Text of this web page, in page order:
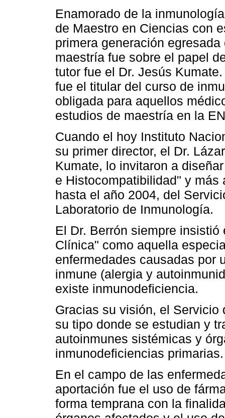
Enamorado de la
de Maestro en Ciencias con
primera generación
maestría fue sobre el papel
tutor fue el Dr. Jesús
fue el titular del curso de
obligada para aquellos
estudios de maestría en la
Cuando el hoy Instituto
su primer director, el Dr.
Kumate, lo invitaron a
e Histocompatibilidad" y
hasta el año 2004, del
Laboratorio de Inmunología.
El Dr. Berrón siempre
Clínica" como aquella
enfermedades causadas por
inmune (alergia y
existe inmunodeficiencia.
Gracias su visión, el
su tipo donde se estudian y
autoinmunes sistémicas y
inmunodeficiencias primarias.
En el campo de las
aportación fue el uso de
forma temprana con la